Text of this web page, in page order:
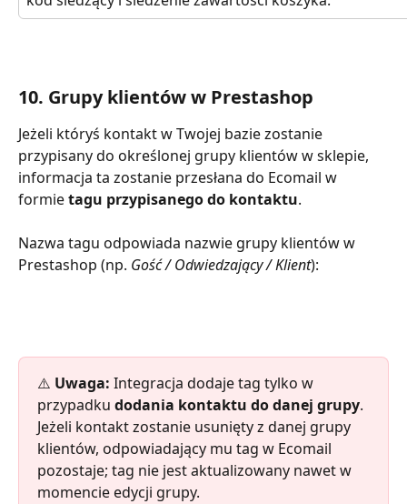
10. Grupy klientów w Prestashop
Jeżeli któryś kontakt w Twojej bazie zostanie
przypisany do określonej grupy klientów w sklepie,
informacja ta zostanie przesłana do Ecomail w
formie tagu przypisanego do kontaktu.
Nazwa tagu odpowiada nazwie grupy klientów w
Prestashop (np. Gość / Odwiedzający / Klient):
⚠️ Uwaga: Integracja dodaje tag tylko w
przypadku dodania kontaktu do danej grupy.
Jeżeli kontakt zostanie usunięty z danej grupy
klientów, odpowiadający mu tag w Ecomail
pozostaje; tag nie jest aktualizowany nawet w
momencie edycji grupy.